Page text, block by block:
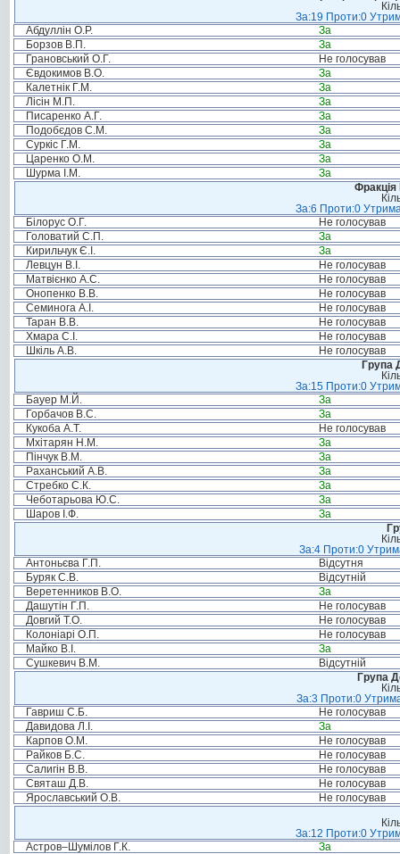
За:19 Проти:0
Абдуллін О.Р.
За
Борзов В.П.
За
Грановський О.Г.
Не голосував
Євдокимов В.О.
За
Калетнік Г.М.
За
Лісін М.П.
За
Писаренко А.Г.
За
Подобєдов С.М.
За
Суркіс Г.М.
За
Царенко О.М.
За
Шурма І.М.
За
За:6 Проти:0
Білорус О.Г.
Не голосував
Головатий С.П.
За
Кирильчук Є.І.
За
Левцун В.І.
Не голосував
Матвієнко А.С.
Не голосував
Онопенко В.В.
Не голосував
Семинога А.І.
Не голосував
Таран В.В.
Не голосував
Хмара С.І.
Не голосував
Шкіль А.В.
Не голосував
Група
За:15 Проти:0
Бауер М.Й.
За
Горбачов В.С.
За
Кукоба А.Т.
Не голосував
Мхітарян Н.М.
За
Пінчук В.М.
За
Раханський А.В.
За
Стребко С.К.
За
Чеботарьова Ю.С.
За
Шаров І.Ф.
За
За:4 Проти:0
Антоньєва Г.П.
Відсутня
Буряк С.В.
Відсутній
Веретенников В.О.
За
Дашутін Г.П.
Не голосував
Довгий Т.О.
Не голосував
Колоніарі О.П.
Не голосував
Майко В.І.
За
Сушкевич В.М.
Відсутній
Група
За:3 Проти:0
Гавриш С.Б.
Не голосував
Давидова Л.І.
За
Карпов О.М.
Не голосував
Райков Б.С.
Не голосував
Салигін В.В.
Не голосував
Святаш Д.В.
Не голосував
Ярославський О.В.
Не голосував
За:12 Проти:0
Астров–Шумілов Г.К.
За